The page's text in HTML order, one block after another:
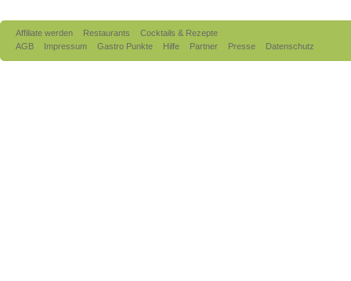
Affiliate werden Restaurants
Cocktails & Rezepte
AGB
Impressum Gastro Punkte Hilfe Partner Presse Datenschutz